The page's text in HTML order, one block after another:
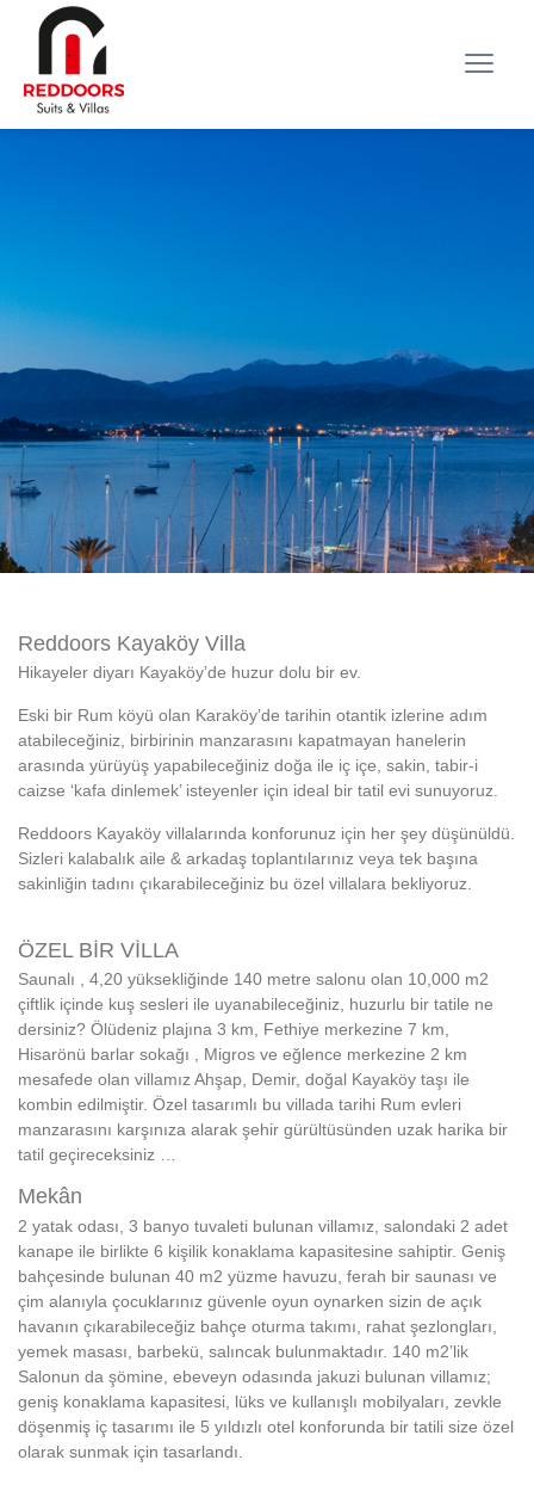
Reddoors Kayaköy Villa
Hikayeler diyarı Kayaköy’de huzur dolu bir ev.
Eski bir Rum köyü olan Karaköy’de tarihin otantik izlerine adım
atabileceğiniz, birbirinin manzarasını kapatmayan hanelerin
arasında yürüyüş yapabileceğiniz doğa ile iç içe, sakin, tabir-i
caizse ‘kafa dinlemek’ isteyenler için ideal bir tatil evi sunuyoruz.
Reddoors Kayaköy villalarında konforunuz için her şey düşünüldü.
Sizleri kalabalık aile & arkadaş toplantılarınız veya tek başına
sakinliğin tadını çıkarabileceğiniz bu özel villalara bekliyoruz.
ÖZEL BİR VİLLA
Saunalı , 4,20 yüksekliğinde 140 metre salonu olan 10,000 m2
çiftlik içinde kuş sesleri ile uyanabileceğiniz, huzurlu bir tatile ne
dersiniz? Ölüdeniz plajına 3 km, Fethiye merkezine 7 km,
Hisarönü barlar sokağı , Migros ve eğlence merkezine 2 km
mesafede olan villamız Ahşap, Demir, doğal Kayaköy taşı ile
kombin edilmiştir. Özel tasarımlı bu villada tarihi Rum evleri
manzarasını karşınıza alarak şehir gürültüsünden uzak harika bir
tatil geçireceksiniz …
Mekân
2 yatak odası, 3 banyo tuvaleti bulunan villamız, salondaki 2 adet
kanape ile birlikte 6 kişilik konaklama kapasitesine sahiptir. Geniş
bahçesinde bulunan 40 m2 yüzme havuzu, ferah bir saunası ve
çim alanıyla çocuklarınız güvenle oyun oynarken sizin de açık
havanın çıkarabileceğiz bahçe oturma takımı, rahat şezlongları,
yemek masası, barbekü, salıncak bulunmaktadır. 140 m2’lik
Salonun da şömine, ebeveyn odasında jakuzi bulunan villamız;
geniş konaklama kapasitesi, lüks ve kullanışlı mobilyaları, zevkle
döşenmiş iç tasarımı ile 5 yıldızlı otel konforunda bir tatili size özel
olarak sunmak için tasarlandı.